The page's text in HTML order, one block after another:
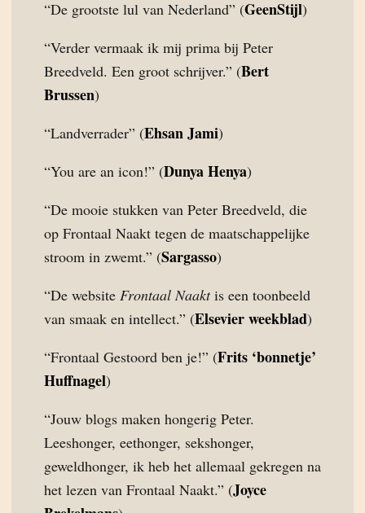
“De grootste lul van Nederland” (GeenStijl)
“Verder vermaak ik mij prima bij Peter
Breedveld. Een groot schrijver.” (Bert
Brussen)
“Landverrader” (Ehsan Jami)
“You are an icon!” (Dunya Henya)
“De mooie stukken van Peter Breedveld, die
op Frontaal Naakt tegen de maatschappelijke
stroom in zwemt.” (Sargasso)
“De website Frontaal Naaktis een toonbeeld
van smaak en intellect.” (Elsevier weekblad)
“Frontaal Gestoord ben je!” (Frits ‘bonnetje’
Huffnagel)
“Jouw blogs maken hongerig Peter.
Leeshonger, eethonger, sekshonger,
geweldhonger, ik heb het allemaal gekregen na
het lezen van Frontaal Naakt.” (Joyce